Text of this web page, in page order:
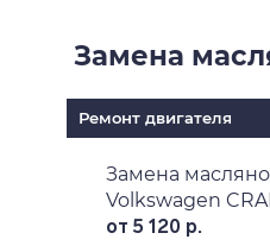
Замена
Ремонт двигателя
Замена
Volkswagen
от 5 120 р.